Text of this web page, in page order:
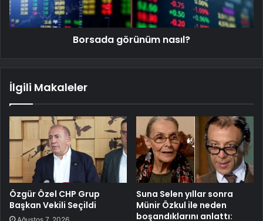
Borsada görünüm nasıl?
İlgili Makaleler
Özgür Özel CHP Grup
Başkan Vekili Seçildi
Ağustos 7, 2026
Suna Selen yıllar sonra
Münir Özkul ile neden
boşandıklarını anlattı: